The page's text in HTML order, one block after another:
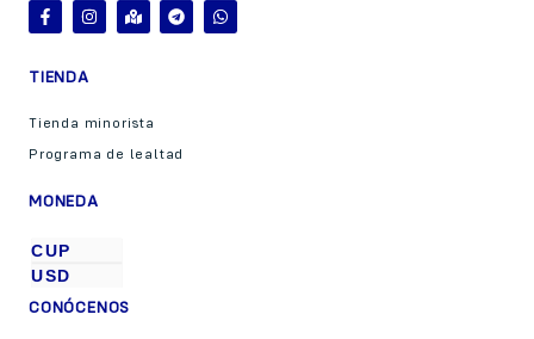
TIENDA
Tienda minorista
Programa de lealtad
MONEDA
CUP
USD
CONÓCENOS